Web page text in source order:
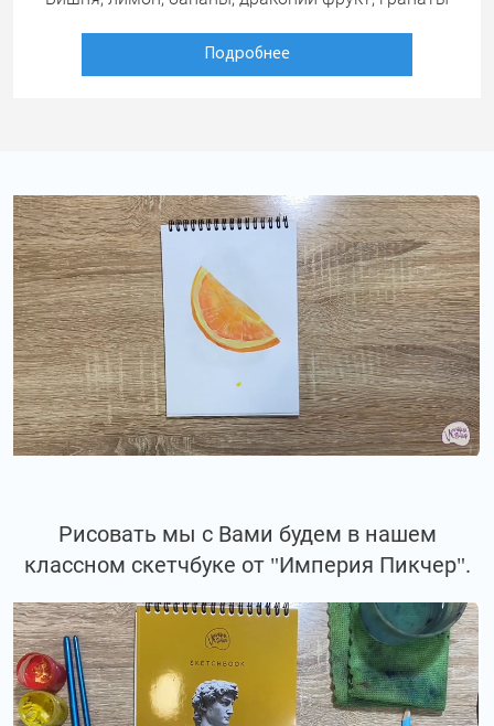
Подробнее
Рисовать мы с Вами будем в нашем
классном скетчбуке от "Империя Пикчер".